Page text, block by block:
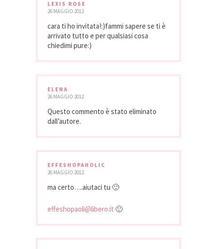
LEXIS ROSE
26 MAGGIO 2012
cara ti ho invitata!:)fammi sapere se ti è
arrivato tutto e per qualsiasi cosa
chiedimi pure:)
ELENA
26 MAGGIO 2012
Questo commento è stato eliminato
dall’autore.
EFFESHOPAHOLIC
26 MAGGIO 2012
ma certo….aiutaci tu 🙂
effeshopaoli@libero.it 🙂